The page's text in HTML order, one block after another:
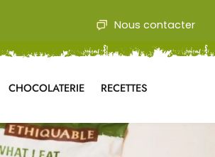
Nous contacter
CHOCOLATERIE RECETTES